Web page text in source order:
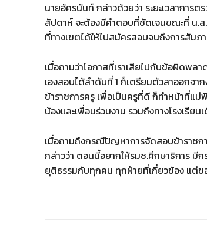
นายอัครนันท์ กล่าวด้วยว่า ระยะเวลาการ
สัปดาห์ จะต้องมีคำตอบที่ชัดเจนขณะที่ น.
ที่ทางเขตได้ให้ไปสมัครสอบจนถึงการสัม
เมื่อถามว่าโอกาสที่เราเสียไปกับข้อผิดพล
เองสอบได้ลำดับที่ 1 ก็เตรียมตัวลาออกจ
ข้าราชการครู เพื่อเป็นครูที่ดี ก็ทำหน้าที่
น้องและเพื่อนร่วมงาน รวมถึงทางโรงเรียน
เมื่อถามถึงกรณีปัญหาการจัดสอบข้าราช
กล่าวว่า ตอนนี้อยากให้รมช.ศึกษาธิการ มี
ยุติธรรมกับทุกคน ทุกฝ่ายที่เกี่ยวข้อง แต่